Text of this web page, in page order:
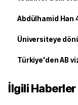
Abdülhamid Han
Üniversiteye
Türkiye'den AB
İlgili Haberler